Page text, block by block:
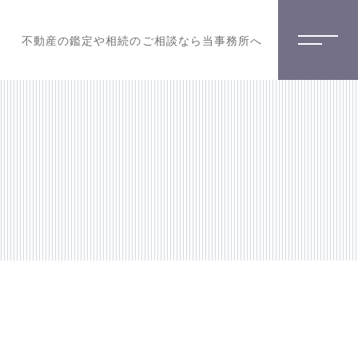
不動産の鑑定や相続のご相談なら当事務所へ